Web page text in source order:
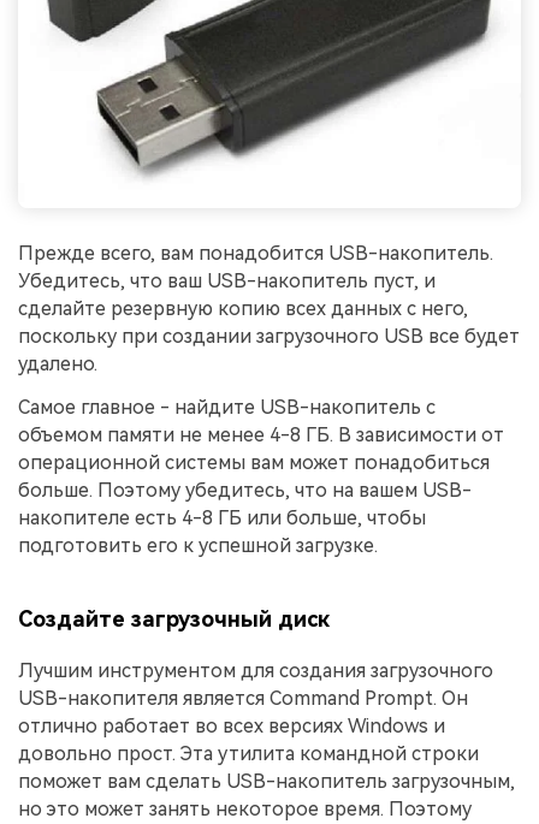
Прежде всего, вам понадобится USB-накопитель.
Убедитесь, что ваш USB-накопитель пуст, и
сделайте резервную копию всех данных с него,
поскольку при создании загрузочного USB все будет
удалено.
Самое главное - найдите USB-накопитель с
объемом памяти не менее 4-8 ГБ. В зависимости от
операционной системы вам может понадобиться
больше. Поэтому убедитесь, что на вашем USB-
накопителе есть 4-8 ГБ или больше, чтобы
подготовить его к успешной загрузке.
Создайте загрузочный диск
Лучшим инструментом для создания загрузочного
USB-накопителя является Command Prompt. Он
отлично работает во всех версиях Windows и
довольно прост. Эта утилита командной строки
поможет вам сделать USB-накопитель загрузочным,
но это может занять некоторое время. Поэтому